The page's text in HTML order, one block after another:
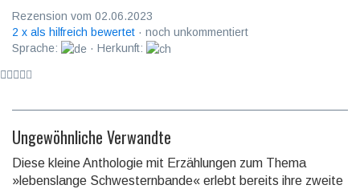
Rezension vom 02.06.2023
2 x als hilfreich bewertet · noch unkommentiert
Sprache:
· Herkunft:
Ungewöhnliche Verwandte
Diese kleine Anthologie mit Erzählungen zum Thema
»lebens­lange Schwes­tern­bande« erlebt bereits ihre zweite